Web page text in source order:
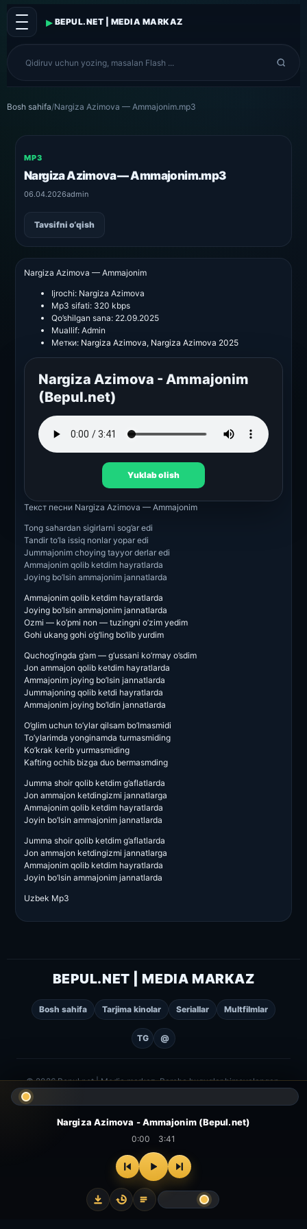
▸ BEPUL.NET | MEDIA MARKAZ
Bosh sahifa/Nargiza Azimova — Ammajonim.mp3
MP3
Nargiza Azimova — Ammajonim.mp3
06.04.2026admin
Tavsifni o‘qish
Nargiza Azimova — Ammajonim
Ijrochi: Nargiza Azimova
Mp3 sifati: 320 kbps
Qo’shilgan sana: 22.09.2025
Muallif: Admin
Метки: Nargiza Azimova, Nargiza Azimova 2025
Nargiza Azimova - Ammajonim
(Bepul.net)
Yuklab olish
Текст песни Nargiza Azimova — Ammajonim
Tong sahardan sigirlarni sog’ar edi
Tandir to’la issiq nonlar yopar edi
Jummajonim choying tayyor derlar edi
Ammajonim qolib ketdim hayratlarda
Joying bo’lsin ammajonim jannatlarda
Ammajonim qolib ketdim hayratlarda
Joying bo’lsin ammajonim jannatlarda
Ozmi — ko’pmi non — tuzingni o’zim yedim
Gohi ukang gohi o’g’ling bo’lib yurdim
Quchog’ingda g’am — g’ussani ko’rmay o’sdim
Jon ammajon qolib ketdim hayratlarda
Ammajonim joying bo’lsin jannatlarda
Jummajoning qolib ketdi hayratlarda
Ammajonim joying bo’ldin jannatlarda
O’glim uchun to’ylar qilsam bo’lmasmidi
To’ylarimda yonginamda turmasmiding
Ko’krak kerib yurmasmiding
Kafting ochib bizga duo bermasmding
Jumma shoir qolib ketdim g’aflatlarda
Jon ammajon ketdingizmi jannatlarga
Ammajonim qolib ketdim hayratlarda
Joyin bo’lsin ammajonim jannatlarda
Jumma shoir qolib ketdim g’aflatlarda
Jon ammajon ketdingizmi jannatlarga
Ammajonim qolib ketdim hayratlarda
Joyin bo’lsin ammajonim jannatlarda
Uzbek Mp3
BEPUL.NET | MEDIA MARKAZ
Bosh sahifa Tarjima kinolar Seriallar Multfilmlar
TG @
© 2026 Bepul.net | Media markaz. Barcha huquqlar himoyalangan.
▻
Kinolar
▣
Serial
Nargiza Azimova - Ammajonim (Bepul.net)
0:00 3:41